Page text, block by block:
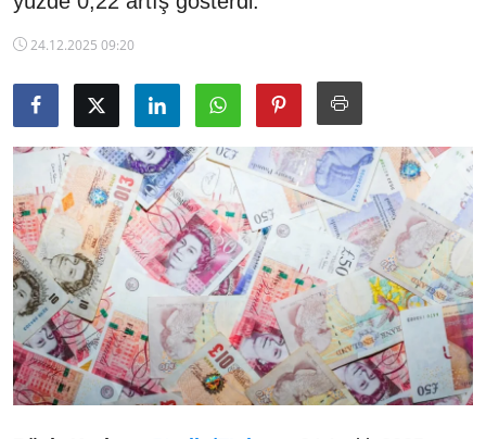
TCMB Kurları
Emtia Fiyatları
Kapalı Çarşı
Şirket Haberleri
24.12.2025 09:20